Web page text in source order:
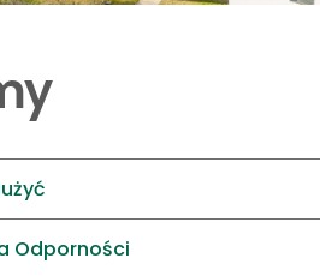
Odporności